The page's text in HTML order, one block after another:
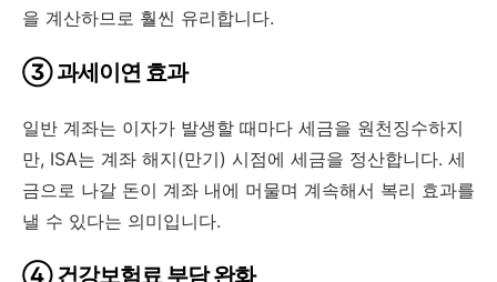
을 계산하므로 훨씬 유리합니다.
③ 과세이연 효과
일반 계좌는 이자가 발생할 때마다 세금을 원천징수하지
만, ISA는 계좌 해지(만기) 시점에 세금을 정산합니다. 세
금으로 나갈 돈이 계좌 내에 머물며 계속해서 복리 효과를
낼 수 있다는 의미입니다.
④ 건강보험료 부담 완화